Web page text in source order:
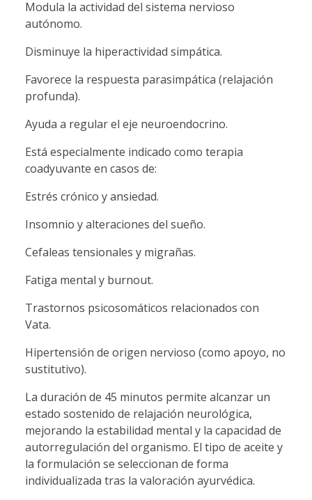
Modula la actividad del sistema nervioso
autónomo.
Disminuye la hiperactividad simpática.
Favorece la respuesta parasimpática (relajación
profunda).
Ayuda a regular el eje neuroendocrino.
Está especialmente indicado como terapia
coadyuvante en casos de:
Estrés crónico y ansiedad.
Insomnio y alteraciones del sueño.
Cefaleas tensionales y migrañas.
Fatiga mental y burnout.
Trastornos psicosomáticos relacionados con
Vata.
Hipertensión de origen nervioso (como apoyo, no
sustitutivo).
La duración de 45 minutos permite alcanzar un
estado sostenido de relajación neurológica,
mejorando la estabilidad mental y la capacidad de
autorregulación del organismo. El tipo de aceite y
la formulación se seleccionan de forma
individualizada tras la valoración ayurvédica.